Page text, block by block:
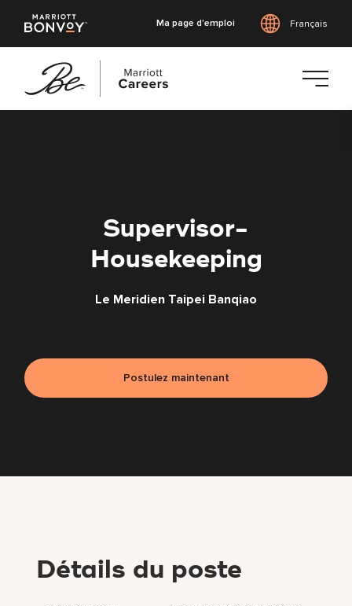
Ma page d'emploi Français
Supervisor-
Housekeeping
Le Meridien Taipei Banqiao
Postulez maintenant
Détails du poste